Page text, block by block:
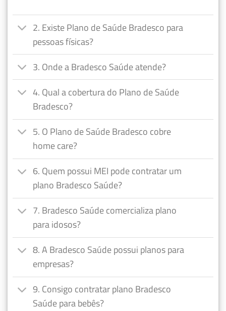
2. Existe Plano de Saúde Bradesco para
pessoas físicas?
3. Onde a Bradesco Saúde atende?
4. Qual a cobertura do Plano de Saúde
Bradesco?
5. O Plano de Saúde Bradesco cobre
home care?
6. Quem possui MEI pode contratar um
plano Bradesco Saúde?
7. Bradesco Saúde comercializa plano
para idosos?
8. A Bradesco Saúde possui planos para
empresas?
9. Consigo contratar plano Bradesco
Saúde para bebês?